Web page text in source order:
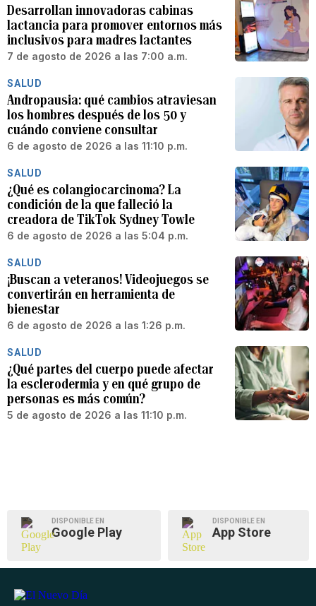
Desarrollan innovadoras cabinas
lactancia para promover entornos más
inclusivos para madres lactantes
7 de agosto de 2026 a las 7:00 a.m.
SALUD
Andropausia: qué cambios atraviesan
los hombres después de los 50 y
cuándo conviene consultar
6 de agosto de 2026 a las 11:10 p.m.
SALUD
¿Qué es colangiocarcinoma? La
condición de la que falleció la
creadora de TikTok Sydney Towle
6 de agosto de 2026 a las 5:04 p.m.
SALUD
¡Buscan a veteranos! Videojuegos se
convertirán en herramienta de
bienestar
6 de agosto de 2026 a las 1:26 p.m.
SALUD
¿Qué partes del cuerpo puede afectar
la esclerodermia y en qué grupo de
personas es más común?
5 de agosto de 2026 a las 11:10 p.m.
DISPONIBLE EN
Google Play
DISPONIBLE EN
App Store